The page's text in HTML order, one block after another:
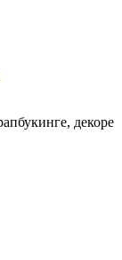
декоре